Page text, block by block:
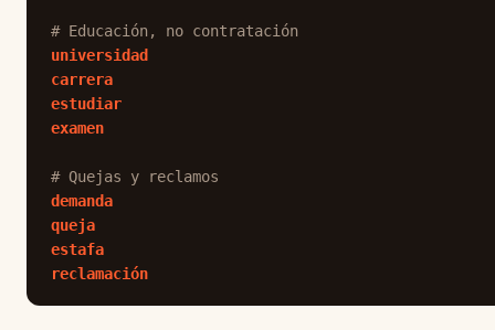
# Educación, no contratación
universidad
carrera
estudiar
examen
# Quejas y reclamos
demanda
queja
estafa
reclamación